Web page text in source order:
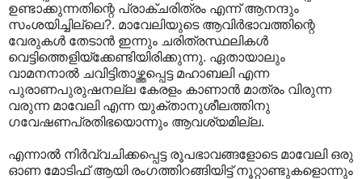
ഉണ്ടാക്കുന്നതിന്റെ പ്രാക്ചരിത്രം എന്ന് ആനന്ദും
സംശയിച്ചില്ലെ?. മാവേലിയുടെ ആവിർഭാവത്തിന്റെ
വേരുകൾ തേടാൻ ഇന്നും ചരിത്രസ്ഥലികൾ
വെട്ടിത്തെളിയ്ക്കേണ്ടിയിരിക്കുന്നു. ഏതായാലും
വാമനനാൽ ചവിട്ടിതാഴ്ത്തപ്പെട്ട മഹാബലി എന്ന
പുരാണപുരുഷനല്ല കേരളം കാണാൻ മാത്രം വിരുന്ന
വരുന്ന മാവേലി എന്ന യുക്താനുശീലത്തിനു
ഗവേഷണപ്രതിഭയൊന്നും ആവശ്യമില്ല.
എന്നാൽ നിർവ്വചിക്കപ്പെട്ട രൂപഭാവങ്ങളോടെ മാവേലി ഒരു
ഓണ മോടിഫ് ആയി രംഗത്തിറങ്ങിയിട്ട് നൂറ്റാണ്ടുകളൊന്നും